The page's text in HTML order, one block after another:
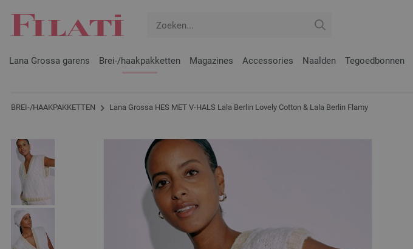
Lana Grossa garens Brei-/haakpakketten Magazines Accessories Naalden Tegoedbonnen
BREI-/HAAKPAKKETTEN Lana Grossa HES MET V-HALS Lala Berlin Lovely Cotton & Lala Berlin Flamy